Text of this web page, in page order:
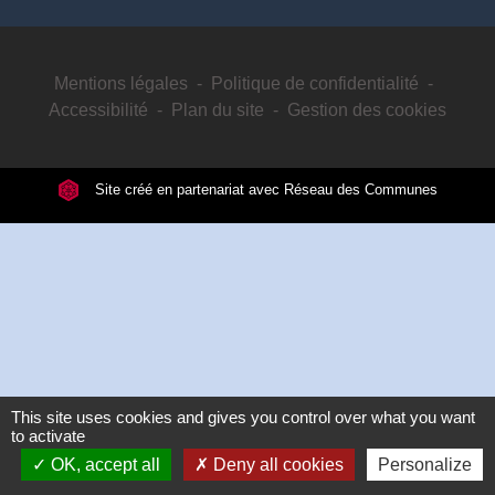
Mentions légales - Politique de confidentialité -
Accessibilité - Plan du site - Gestion des cookies
Site créé en partenariat avec Réseau des Communes
This site uses cookies and gives you control over what you want
to activate
OK, accept all
Deny all cookies Personalize